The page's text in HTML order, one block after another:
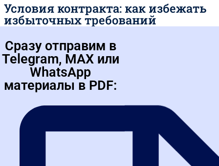
Условия контракта: как избежать
избыточных требований
Яркий пример из практики в Омске – включение в контракт
обязанности указывать реквизиты субподрядчиков в актах
КС-2. Контролеры 2026 признали это нарушением, поскольку
бухгалтерское законодательство не предусматривает таких
деталей. Практика ФАС показывает: заказчики должны строго
следовать установленным нормам, избегая произвольных
где любое отклонение трактуется как ограничение конкуренции.
Для предпринимателей в Омске это означает необходимость
тщательной проверки каждого пункта контракта на
соответствие федеральным и местным требованиям.
Оценка заявок: комплексный
Сразу отправим в
Telegram, MAX или
WhatsApp
материалы в PDF: